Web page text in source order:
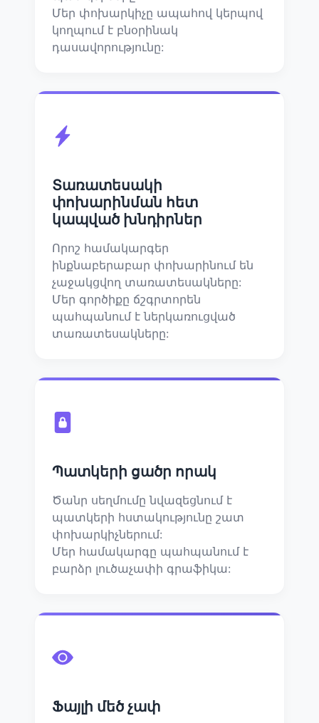
Մեր փոխարկիչը ապահով կերպով
կողպում է բնօրինակ
դասավորությունը:
Տառատեսակի
փոխարինման հետ
կապված խնդիրներ
Որոշ համակարգեր
ինքնաբերաբար փոխարինում են
չաջակցվող տառատեսակները:
Մեր գործիքը ճշգրտորեն
պահպանում է ներկառուցված
տառատեսակները:
Պատկերի ցածր որակ
Ծանր սեղմումը նվազեցնում է
պատկերի հստակությունը շատ
փոխարկիչներում:
Մեր համակարգը պահպանում է
բարձր լուծաչափի գրաֆիկա:
Ֆայլի մեծ չափ